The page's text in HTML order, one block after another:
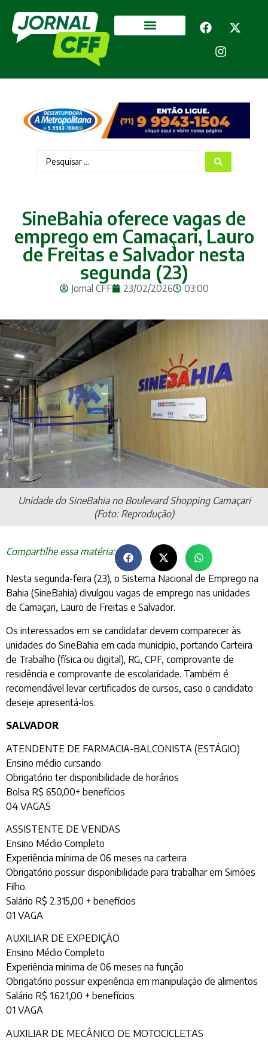
SineBahia oferece vagas de
emprego em Camaçari, Lauro
de Freitas e Salvador nesta
segunda (23)
Jornal CFF 23/02/2026 03:00
Unidade do SineBahia no Boulevard Shopping Camaçari
(Foto: Reprodução)
Compartilhe essa matéria:
Nesta segunda-feira (23), o Sistema Nacional de Emprego na
Bahia (SineBahia) divulgou vagas de emprego nas unidades
de Camaçari, Lauro de Freitas e Salvador.
Os interessados em se candidatar devem comparecer às
unidades do SineBahia em cada município, portando Carteira
de Trabalho (física ou digital), RG, CPF, comprovante de
residência e comprovante de escolaridade. Também é
recomendável levar certificados de cursos, caso o candidato
deseje apresentá-los.
SALVADOR
ATENDENTE DE FARMACIA-BALCONISTA (ESTÁGIO)
Ensino médio cursando
Obrigatório ter disponibilidade de horários
Bolsa R$ 650,00+ benefícios
04 VAGAS
ASSISTENTE DE VENDAS
Ensino Médio Completo
Experiência mínima de 06 meses na carteira
Obrigatório possuir disponibilidade para trabalhar em Simões
Filho.
Salário R$ 2.315,00 + benefícios
01 VAGA
AUXILIAR DE EXPEDIÇÃO
Ensino Médio Completo
Experiência mínima de 06 meses na função
Obrigatório possuir experiência em manipulação de alimentos
Salário R$ 1.621,00 + benefícios
01 VAGA
AUXILIAR DE MECÂNICO DE MOTOCICLETAS